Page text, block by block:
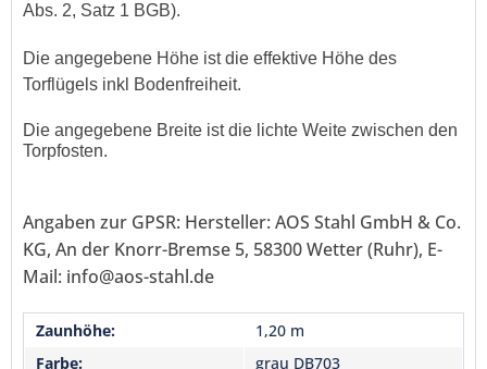
Abs. 2, Satz 1 BGB).
Die angegebene Höhe ist die effektive Höhe des
Torflügels inkl Bodenfreiheit.
Die angegebene Breite ist die lichte Weite zwischen den
Torpfosten.
Angaben zur GPSR: Hersteller: AOS Stahl GmbH & Co.
KG, An der Knorr-Bremse 5, 58300 Wetter (Ruhr), E-
Mail: info@aos-stahl.de
Zaunhöhe:
1,20 m
Farbe:
grau DB703